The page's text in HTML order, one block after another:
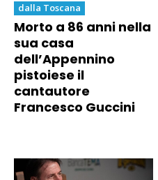
dalla Toscana
Morto a 86 anni nella
sua casa
dell’Appennino
pistoiese il
cantautore
Francesco Guccini